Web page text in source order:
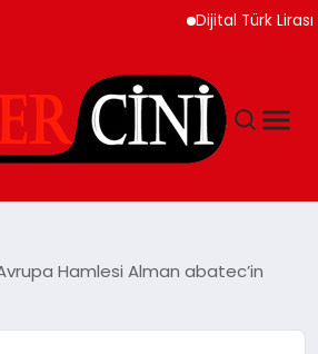
Dijital Türk Lirası
Hamlesi Alman abatec’in